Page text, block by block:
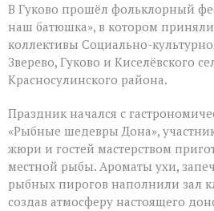
В Гуково прошёл фольклорный
наш батюшка», в котором приняли
коллективы Социально-
Зверево, Гуково и Киселёвского
Красносулинского района.
Праздник начался с
«Рыбные шедевры Дона»,
жюри и гостей мастерством
местной рыбы. Ароматы ухи,
рыбных пирогов наполнили зал
создав атмосферу настоящего